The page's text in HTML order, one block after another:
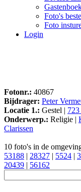
Foto's
Foto
Login
Fotonr.: 40867
Bijdrager: Peter
Locatie 1.: Gestel |
Onderwerp.: Religie |
Clarissen
10 foto's in de
53188 | 28327 | 5524 |
20439 | 56162